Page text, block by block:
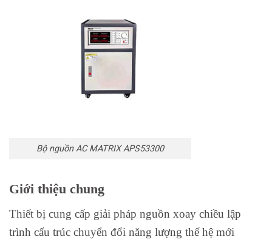
Bộ nguồn AC MATRIX APS53300
Giới thiệu chung
Thiết bị cung cấp giải pháp nguồn xoay chiều lập
trình cấu trúc chuyển đổi năng lượng thế hệ mới